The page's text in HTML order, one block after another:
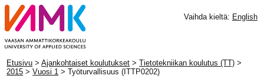
Vaihda kieltä: English
Etusivu >Ajankohtaiset koulutukset >Tietotekniikan koulutus (TT) >
2015 >Vuosi 1 > Työturvallisuus (ITTP0202)